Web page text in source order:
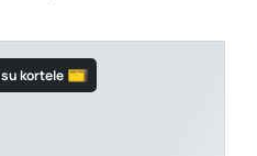
su kortele